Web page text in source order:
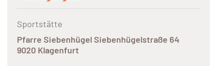
Sportstätte
Pfarre Siebenhügel Siebenhügelstraße 64
9020 Klagenfurt